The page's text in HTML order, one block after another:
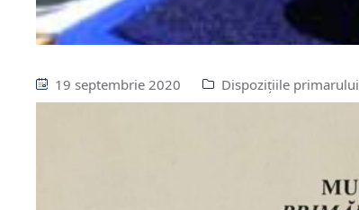
19 septembrie 2020 Dispozițiile primarului